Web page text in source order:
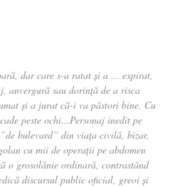
dar care s-a ratat și a … expirat,
anvergură sau dorință de a risca
și a jurat că-i va păstori bine. Cu
peste ochi…Personaj inedit pe
bulevard” din viața civilă, bizar,
cu mii de operații pe abdomen
o grosolănie ordinară, contrastând
discursul public oficial, greoi și